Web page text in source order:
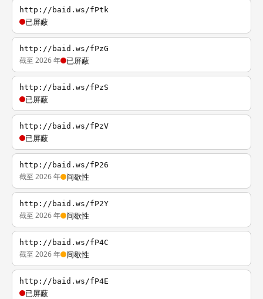
http://baid.ws/fPtk
已屏蔽
http://baid.ws/fPzG
截至 2026 年 已屏蔽
http://baid.ws/fPzS
已屏蔽
http://baid.ws/fPzV
已屏蔽
http://baid.ws/fP26
截至 2026 年 间歇性
http://baid.ws/fP2Y
截至 2026 年 间歇性
http://baid.ws/fP4C
截至 2026 年 间歇性
http://baid.ws/fP4E
已屏蔽